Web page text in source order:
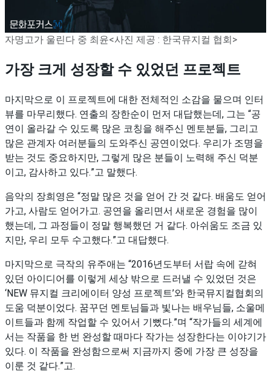
자명고가 울린다 중 최윤<사진 제공 : 한국뮤지컬 협회>
가장 크게 성장할 수 있었던 프로젝트
마지막으로 이 프로젝트에 대한 전체적인 소감을 물으며 인터
뷰를 마무리했다. 연출의 장한순이 먼저 대답했는데, 그는 “공
연이 올라갈 수 있도록 많은 코칭을 해주신 멘토분들, 그리고
많은 관계자 여러분들의 도와주신 공연이었다. 우리가 조명을
받는 것도 중요하지만, 그렇게 많은 분들이 노력해 주신 덕분
이고, 감사하고 있다.”고 말했다.
음악의 장희영은 “정말 많은 것을 얻어 간 것 같다. 배움도 얻어
가고, 사람도 얻어가고. 공연을 올리면서 새로운 경험을 많이
했는데, 그 과정들이 정말 행복했던 거 같다. 아쉬움도 조금 있
지만, 우리 모두 수고했다.”고 대답했다.
마지막으로 극작의 유주애는 “2016년도부터 서랍 속에 갇혀
있던 아이디어를 이렇게 세상 밖으로 드러낼 수 있었던 것은
‘NEW 뮤지컬 크리에이터 양성 프로젝트’와 한국뮤지컬협회의
도움 덕분이었다. 꿈꾸던 멘토님들과 빛나는 배우님들, 소울메
이트들과 함께 작업할 수 있어서 기뻤다.”며 “작가들의 세계에
서는 작품을 한 번 완성할 때마다 작가는 성장한다는 이야기가
있다. 이 작품을 완성함으로써 지금까지 중에 가장 큰 성장을
이룬 것 같다.”고.